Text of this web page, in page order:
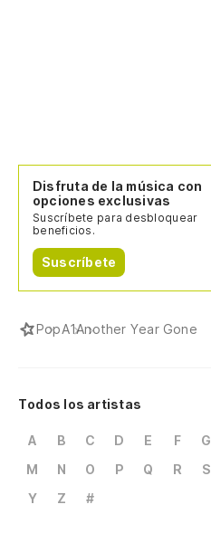
Disfruta de la música con
opciones exclusivas
Suscríbete para desbloquear
beneficios.
Suscríbete
PopA1Another Year Gone
Todos los artistas
A B C D E F G
M
N O P Q R S
Y
Z #